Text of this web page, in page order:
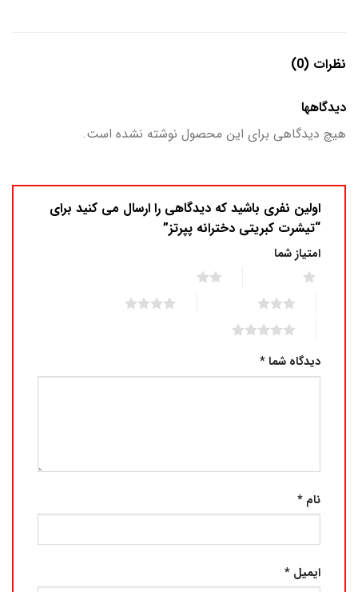
نظرات (0)
دیدگاهها
هیچ دیدگاهی برای این محصول نوشته نشده است.
اولین نفری باشید که دیدگاهی را ارسال می کنید برای
“تیشرت کبریتی دخترانه پپرتز”
امتیاز شما
دیدگاه شما*
نام *
ایمیل *